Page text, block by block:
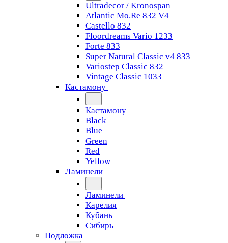
Ultradecor / Kronospan
Atlantic Mo.Re 832 V4
Castello 832
Floordreams Vario 1233
Forte 833
Super Natural Classic v4 833
Variostep Classic 832
Vintage Classic 1033
Кастамону
Кастамону
Black
Blue
Green
Red
Yellow
Ламинели
Ламинели
Карелия
Кубань
Сибирь
Подложка